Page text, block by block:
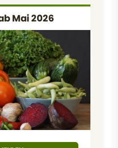
Mai 2026